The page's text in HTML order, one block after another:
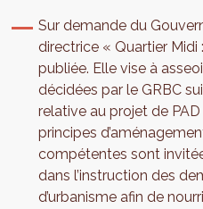
Sur demande du
directrice « Quartier
publiée. Elle vise à
décidées par le GRBC
relative au projet de
principes
compétentes sont
dans l’instruction des
d’urbanisme afin de